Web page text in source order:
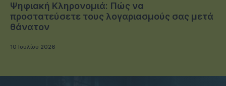
Ψηφιακή Κληρονομιά: Πώς να
προστατεύσετε τους λογαριασμούς σας μετά
θάνατον
10 Ιουλίου 2026